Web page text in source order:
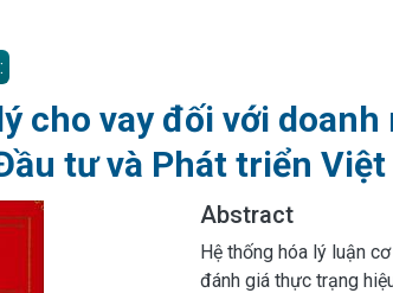
cho vay đối với
tư và Phát triển
Abstract
Hệ thống hóa lý luận
đánh giá thực trạng